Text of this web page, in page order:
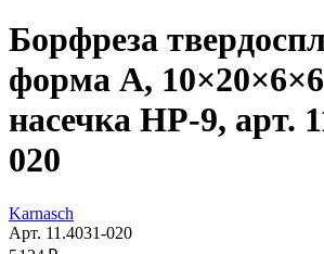
Борфреза
форма A,
насечка HP-9, арт.
020
Karnasch
Арт. 11.4031-020